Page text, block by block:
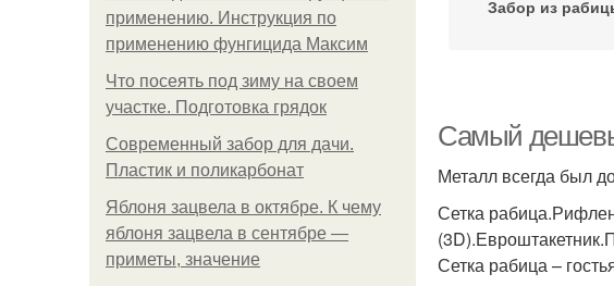
применению. Инструкция по
применению фунгицида Максим
Что посеять под зиму на своем
участке. Подготовка грядок
Современный забор для дачи.
Пластик и поликарбонат
Яблоня зацвела в октябре. К чему
яблоня зацвела в сентябре —
приметы, значение
Забор из
Фасадная сетка
Самый
Металл всегда был
Сетка
Сетка рабица –